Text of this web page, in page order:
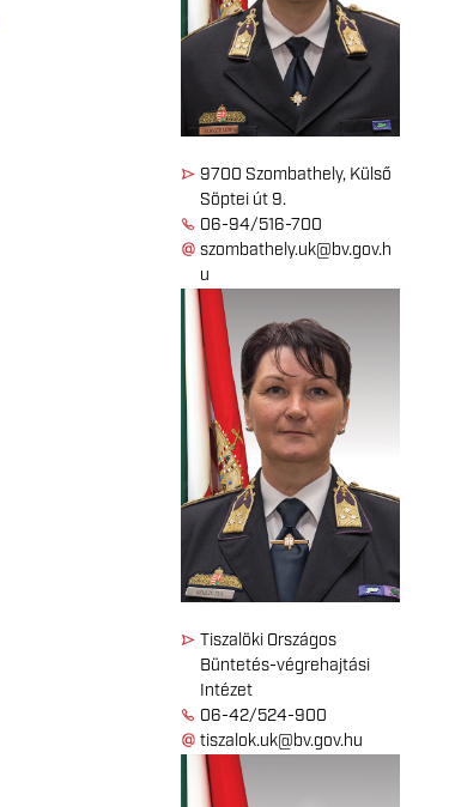
9700 Szombathely, Külső
Söptei út 9.
06-94/516-700
szombathely.uk@bv.gov.h
u
Tiszalöki Országos
Büntetés-végrehajtási
Intézet
06-42/524-900
tiszalok.uk@bv.gov.hu